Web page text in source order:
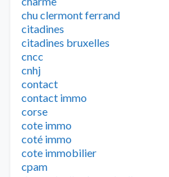
chu clermont ferrand
citadines
citadines bruxelles
cncc
cnhj
contact
contact immo
corse
cote immo
coté immo
cote immobilier
cpam